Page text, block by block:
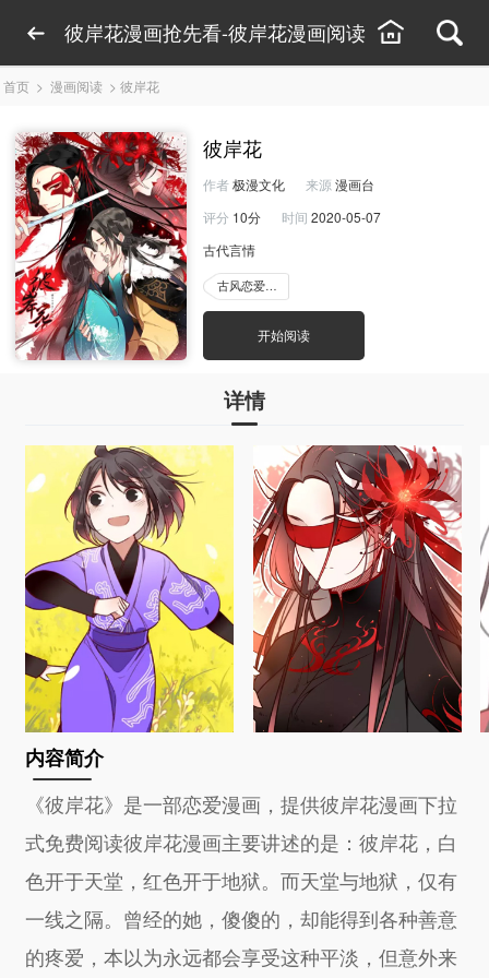
彼岸花漫画抢先看-彼岸花漫画阅读
首页 > 漫画阅读 > 彼岸花
彼岸花
作者 极漫文化 来源 漫画台
评分 10分 时间 2020-05-07
古代言情
古风恋爱漫画
开始阅读
详情
内容简介
《彼岸花》是一部恋爱漫画，提供彼岸花漫画下拉
式免费阅读彼岸花漫画主要讲述的是：彼岸花，白
色开于天堂，红色开于地狱。而天堂与地狱，仅有
一线之隔。曾经的她，傻傻的，却能得到各种善意
的疼爱，本以为永远都会享受这种平淡，但意外来